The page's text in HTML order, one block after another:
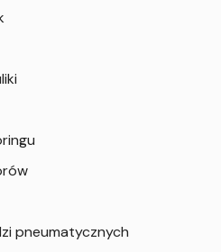
pneumatycznych